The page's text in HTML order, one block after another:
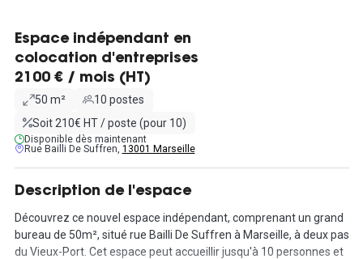
Espace indépendant en
colocation d'entreprises
2100 € / mois (HT)
50 m²
10 postes
Soit 210€ HT / poste (pour 10)
Disponible dès maintenant
Rue Bailli De Suffren, 13001 Marseille
Description de l'espace
Découvrez ce nouvel espace indépendant, comprenant un grand
bureau de 50m², situé rue Bailli De Suffren à Marseille, à deux pas
du Vieux-Port. Cet espace peut accueillir jusqu'à 10 personnes et